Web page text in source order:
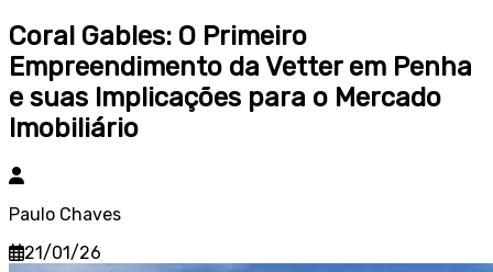
Coral Gables: O Primeiro
Empreendimento da Vetter em Penha
e suas Implicações para o Mercado
Imobiliário
Paulo Chaves
21/01/26